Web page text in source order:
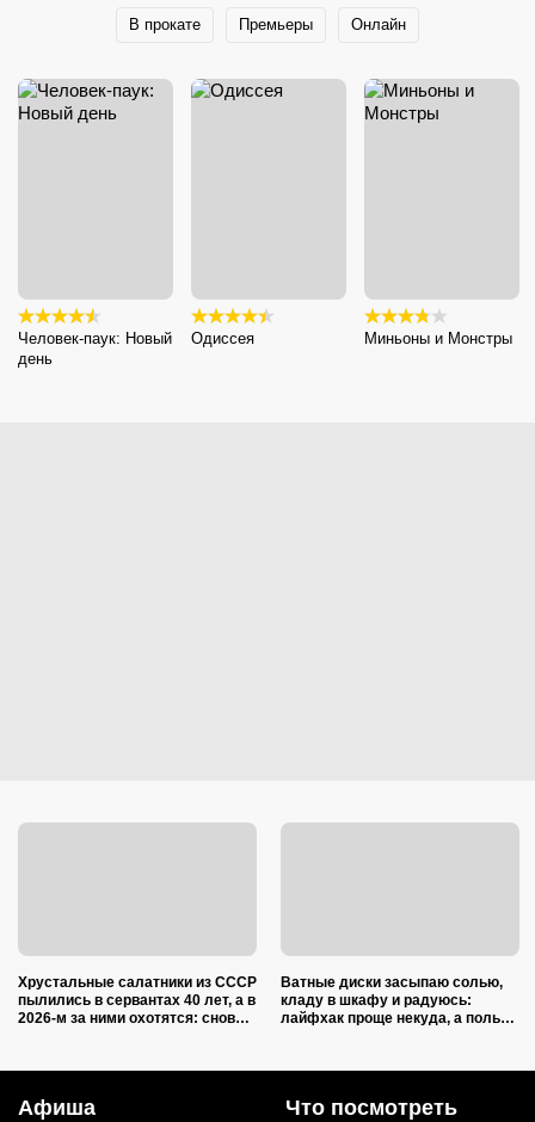
В прокате Премьеры Онлайн
Человек-паук: Новый
день
Одиссея Миньоны и Монстры
Хрустальные салатники из СССР
пылились в сервантах 40 лет, а в
2026-м за ними охотятся: снова в
Ватные диски засыпаю солью,
кладу в шкафу и радуюсь:
лайфхак проще некуда, а пользы
Афиша Что посмотреть